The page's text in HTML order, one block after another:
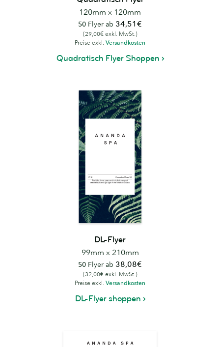
120mm x 120mm
50 Flyer ab 34,51€
(29,00€ exkl. MwSt.)
Preise exkl. Versandkosten
Quadratisch Flyer Shoppen
DL-Flyer
99mm x 210mm
50 Flyer ab 38,08€
(32,00€ exkl. MwSt.)
Preise exkl. Versandkosten
DL-Flyer shoppen